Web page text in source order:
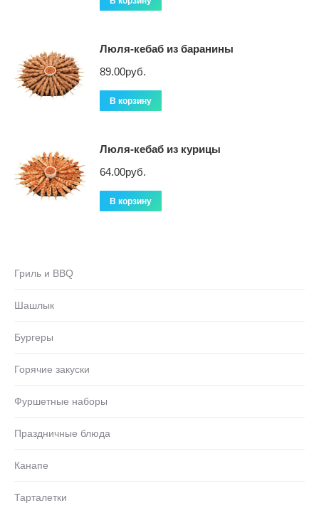
Люля-кебаб из баранины
89.00руб.
В корзину
Люля-кебаб из курицы
64.00руб.
В корзину
Гриль и BBQ
Шашлык
Бургеры
Горячие закуски
Фуршетные наборы
Праздничные блюда
Канапе
Тарталетки